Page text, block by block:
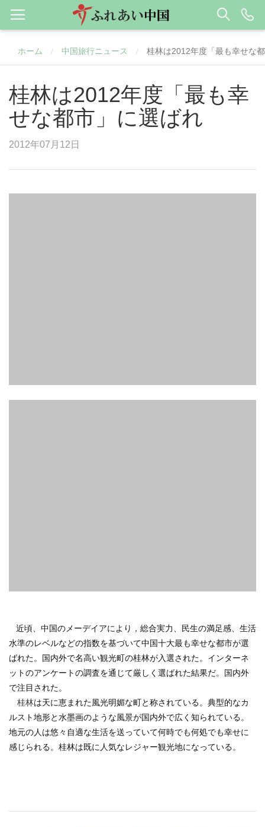
ホーム / 中国旅行ニュース / 桂林は2012年度「最も幸せな
桂林は2012年度「最も幸
せな都市」に選ばれ
2012年07月12日
近頃、中国のメーデイアにより，総合実力、民生の満足感、生活
水準のレベルなどの指数を基づいて中国十大最も幸せな都市が選
ばれた。国内外で名高い観光町の桂林が入選された。インターネ
ットのアンケートの調査を通じて厳しく選ばれた結果だ。国内外
で注目された。
桂林は天に恵まれた風光明媚な町と称されている。典型的なカ
ルスト地形と水墨画のような風景が国内外で広く知られている。
地元の人は悠々自適な生活を送っていて何時でも何処でも幸せに
感じられる。桂林は既に人気なレジャー観光地になっている。